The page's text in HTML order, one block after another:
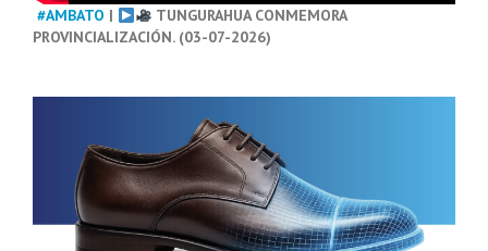
#AMBATO |
TUNGURAHUA CONMEMORA
PROVINCIALIZACIÓN. (03-07-2026)